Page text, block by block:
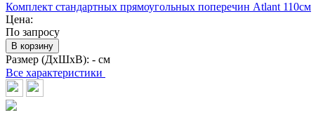
Комплект стандартных прямоугольных поперечин Atlant 110см
Цена:
По запросу
В корзину
Размер (ДхШхВ): - см
Все характеристики